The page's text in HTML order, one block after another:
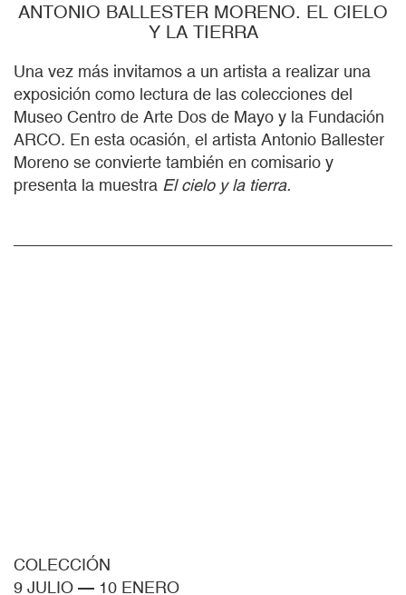
ANTONIO BALLESTER MORENO. EL CIELO
Y LA TIERRA
Una vez más invitamos a un artista a realizar una
exposición como lectura de las colecciones del
Museo Centro de Arte Dos de Mayo y la Fundación
ARCO. En esta ocasión, el artista Antonio Ballester
Moreno se convierte también en comisario y
presenta la muestra El cielo y la tierra.
COLECCIÓN
9 JULIO — 10 ENERO